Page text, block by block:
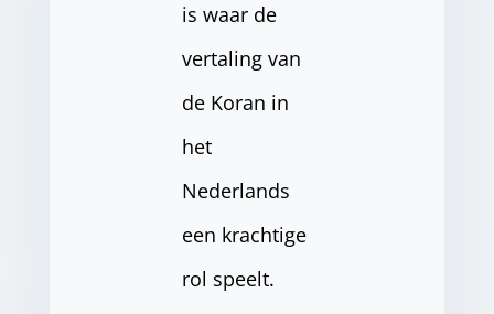
is waar de
vertaling van
de Koran in
het
Nederlands
een krachtige
rol speelt.